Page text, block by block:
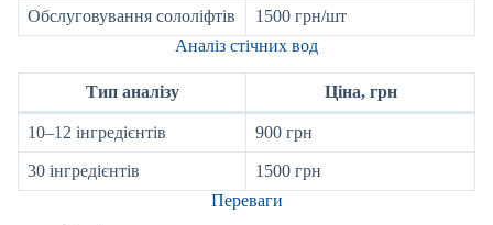
Обслуговування сололіфтів
1500 грн/шт
Аналіз стічних вод
Тип аналізу Ціна, грн
10–12 інгредієнтів 900 грн
30 інгредієнтів
1500 грн
Переваги